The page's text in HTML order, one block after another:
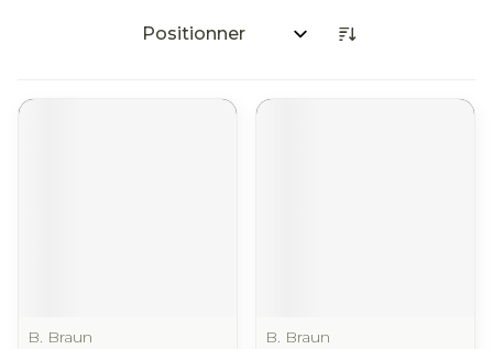
Trier par:
B. Braun
B. Braun